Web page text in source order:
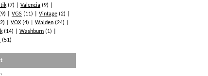
(7) Valencia (9)
VGS (11) Vintage (2)
VOX (4) Walden (24)
(14) Washburn (1)
(51)